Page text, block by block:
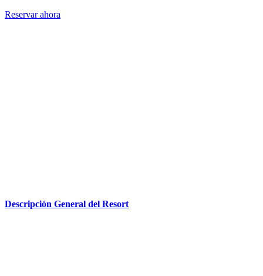
Reservar ahora
Descripción General del Resort